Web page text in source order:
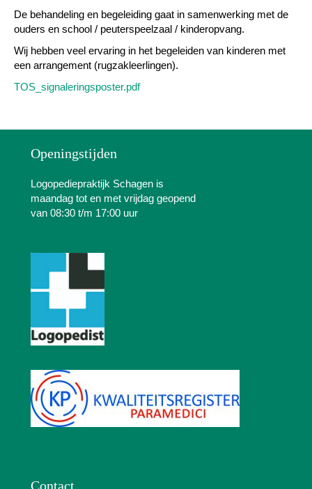
De behandeling en begeleiding gaat in samenwerking met de
ouders en school / peuterspeelzaal / kinderopvang.
Wij hebben veel ervaring in het begeleiden van kinderen met
een arrangement (rugzakleerlingen).
TOS_signaleringsposter.pdf
Openingstijden
Logopediepraktijk Schagen is
maandag tot en met vrijdag geopend
van 08:30 t/m 17:00 uur
Contact